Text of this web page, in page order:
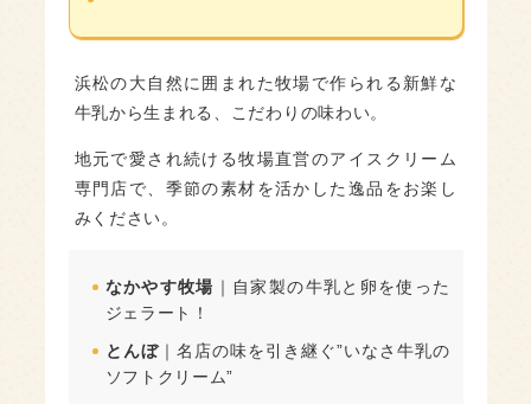
験ができる浜松の牧場
ファーマーズ・ニッサ｜乗馬とフルーツ狩
める牧場
牛”を身近に！
浜松の大自然に囲まれた牧場で作られる新鮮な
牛乳から生まれる、こだわりの味わい。
地元で愛され続ける牧場直営のアイスクリーム
専門店で、季節の素材を活かした逸品をお楽し
みください。
なかやす牧場 ｜自家製の牛乳と卵を使った
ジェラート！
とんぼ｜名店の味を引き継ぐ”いなさ牛乳の
ソフトクリーム”